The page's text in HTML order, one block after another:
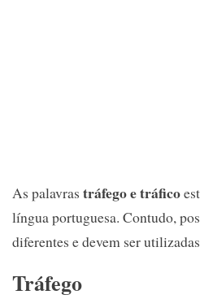
As palavras tráfego e tráfico
língua portuguesa. Contudo,
diferentes e devem ser
Tráfego